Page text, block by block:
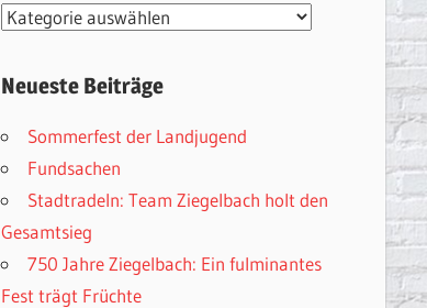
Kategorien
Neueste Beiträge
Sommerfest der Landjugend
Fundsachen
Stadtradeln: Team Ziegelbach holt den
Gesamtsieg
750 Jahre Ziegelbach: Ein fulminantes
Fest trägt Früchte